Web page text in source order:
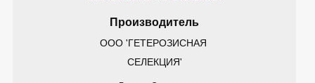
ООО 'ГЕТЕРОЗИСНАЯ
СЕЛЕКЦИЯ'